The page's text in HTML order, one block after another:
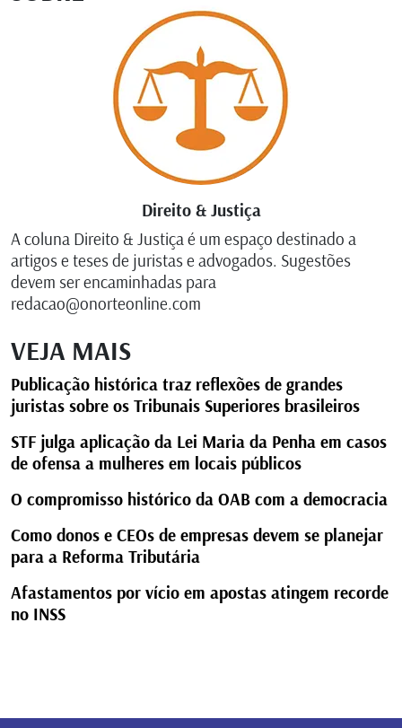
Direito & Justiça
A coluna Direito & Justiça é um espaço destinado a
artigos e teses de juristas e advogados. Sugestões
devem ser encaminhadas para
redacao@onorteonline.com
VEJA MAIS
Publicação histórica traz reflexões de grandes
juristas sobre os Tribunais Superiores brasileiros
STF julga aplicação da Lei Maria da Penha em casos
de ofensa a mulheres em locais públicos
O compromisso histórico da OAB com a democracia
Como donos e CEOs de empresas devem se planejar
para a Reforma Tributária
Afastamentos por vício em apostas atingem recorde
no INSS